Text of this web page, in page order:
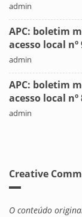
admin
APC: boletim
acesso local nº
admin
APC: boletim
acesso local nº
admin
Creative
O conteúdo